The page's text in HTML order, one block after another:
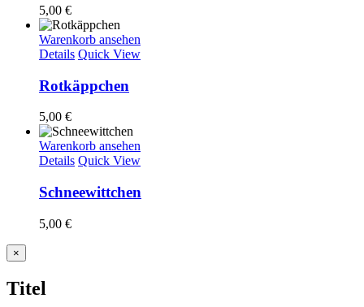
5,00 €
Warenkorb ansehen
Details Quick View
Rotkäppchen
5,00 €
Warenkorb ansehen
Details Quick View
Schneewittchen
5,00 €
Close
product
view
×
Titel